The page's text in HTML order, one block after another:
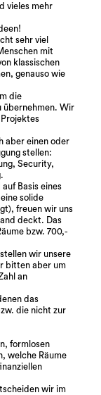
vieles mehr
sehr viel
mit
klassischen
genauso wie
die
übernehmen. Wir
aber einen oder
stellen:
Security,
Basis eines
solide
freuen wir uns
deckt. Das
bzw. 700,-
wir unsere
bitten aber um
an
das
die nicht zur
formlosen
welche Räume
wir im